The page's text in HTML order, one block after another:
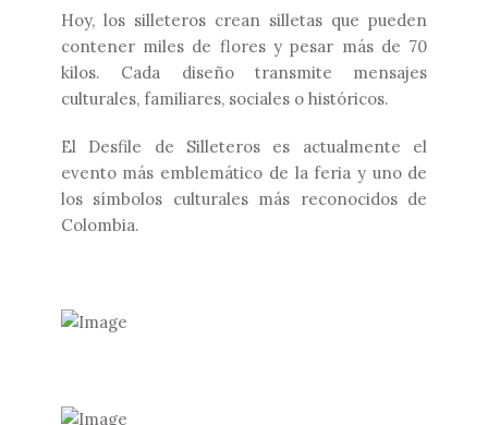
Hoy, los silleteros crean silletas que pueden
contener miles de flores y pesar más de 70
kilos. Cada diseño transmite mensajes
culturales, familiares, sociales o históricos.
El Desfile de Silleteros es actualmente el
evento más emblemático de la feria y uno de
los símbolos culturales más reconocidos de
Colombia.